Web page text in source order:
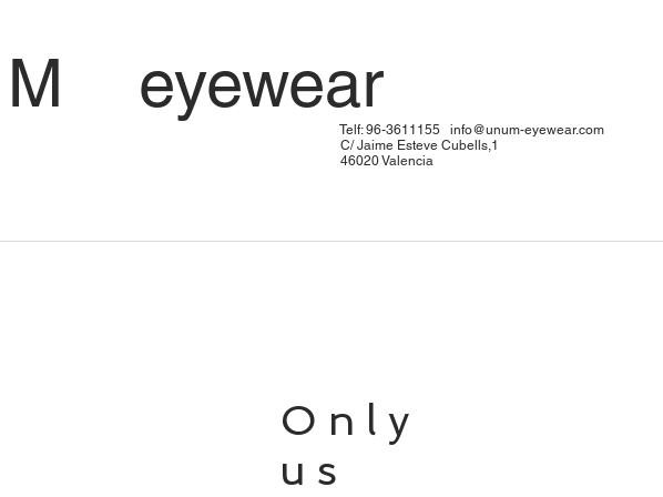
Only
us
M eyewear
3611155 info@unum-eyewear.com
Esteve Cubells,1
Valencia